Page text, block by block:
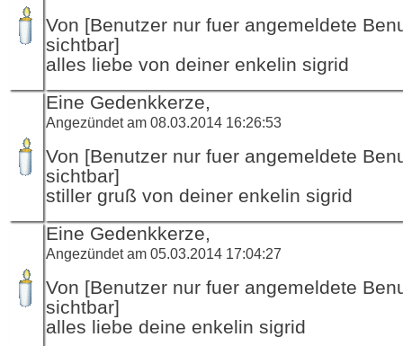
Von [Benutzer nur fuer angemeldete
sichtbar]
alles liebe von deiner enkelin sigrid
Eine Gedenkkerze,
Angezündet am 08.03.2014 16:26:53
Von [Benutzer nur fuer angemeldete
sichtbar]
stiller gruß von deiner enkelin sigrid
Eine Gedenkkerze,
Angezündet am 05.03.2014 17:04:27
Von [Benutzer nur fuer angemeldete
sichtbar]
alles liebe deine enkelin sigrid